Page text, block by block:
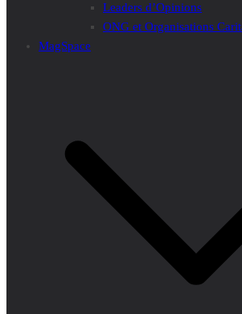
Leaders d’Opinions
ONG et Organisations
MagSpace